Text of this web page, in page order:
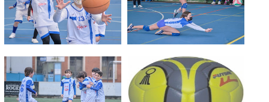
GALERÍA DE FOTOS FEBRERO GALERÍA DE FOTOS - ENERO